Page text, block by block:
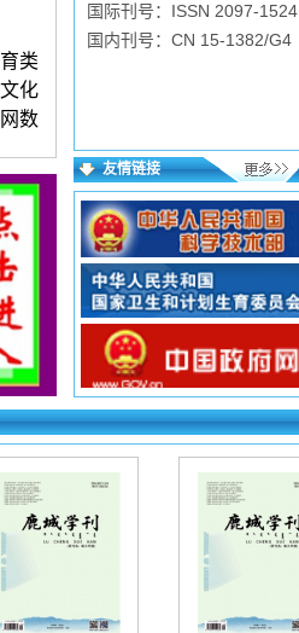
类
化
数
简
符
简
权
要
在
为
第
如
国际刊号：ISSN 2097-1524
国内刊号：CN 15-1382/G4
友情链接